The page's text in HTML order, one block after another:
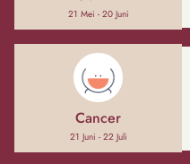
21 Mei - 20 Juni
Cancer
21 Juni - 22 Juli